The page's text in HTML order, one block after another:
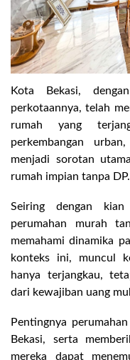
Kota Bekasi,
perkotaannya, telah
rumah yang
perkembangan
menjadi sorotan
rumah impian tanpa DP.
Seiring dengan kian
perumahan murah
memahami dinamika
konteks ini, muncul
hanya terjangkau,
dari kewajiban uang
Pentingnya
Bekasi, serta
mereka dapat